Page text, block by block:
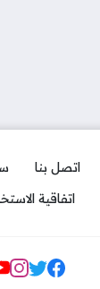
اتصل بنا
اتفاقية
مواقع